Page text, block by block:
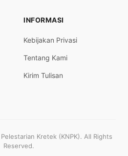
INFORMASI
Kebijakan Privasi
Tentang Kami
Kirim Tulisan
Kretek (KNPK). All Rights
Reserved.